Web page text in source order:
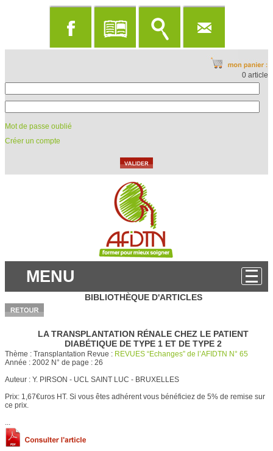
0 article
Mot de passe oublié
Créer un compte
MENU
BIBLIOTHÈQUE D'ARTICLES
LA TRANSPLANTATION RÉNALE CHEZ LE PATIENT
DIABÉTIQUE DE TYPE 1 ET DE TYPE 2
Thème : Transplantation Revue : REVUES “Echanges” de l’AFIDTN N° 65
Année : 2002 N° de page : 26
Auteur : Y. PIRSON - UCL SAINT LUC - BRUXELLES
Prix: 1,67€uros HT. Si vous êtes adhérent vous bénéficiez de 5% de remise sur
ce prix.
...